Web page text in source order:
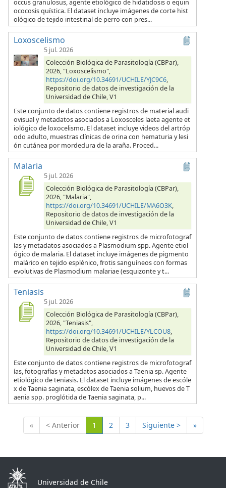
occus granulosus, agente etiológico de hidatidosis o equin
ococosis quística. El dataset incluye imágenes de corte hist
ológico de tejido intestinal de perro con pres...
Loxoscelismo
5 jul. 2026
Colección Biológica de Parasitología (CBPar),
2026, "Loxoscelismo",
https://doi.org/10.34691/UCHILE/YJC9C6,
Repositorio de datos de investigación de la
Universidad de Chile, V1
Este conjunto de datos contiene registros de material audi
ovisual y metadatos asociados a Loxosceles laeta agente et
iológico de loxocelismo. El dataset incluye videos del artróp
odo adulto, muestras clínicas de orina con hematuria y lesi
ón cutánea por mordedura de la araña. Proced...
Malaria
5 jul. 2026
Colección Biológica de Parasitología (CBPar),
2026, "Malaria",
https://doi.org/10.34691/UCHILE/MA6O3K,
Repositorio de datos de investigación de la
Universidad de Chile, V1
Este conjunto de datos contiene registros de microfotograf
ías y metadatos asociados a Plasmodium spp. Agente etiol
ógico de malaria. El dataset incluye imágenes de pigmento
malárico en tejido esplénico, frotis sanguíneos con formas
evolutivas de Plasmodium malariae (esquizonte y t...
Teniasis
5 jul. 2026
Colección Biológica de Parasitología (CBPar),
2026, "Teniasis",
https://doi.org/10.34691/UCHILE/YLCOU8,
Repositorio de datos de investigación de la
Universidad de Chile, V1
Este conjunto de datos contiene registros de microfotograf
ías, fotografías y metadatos asociados a Taenia sp. Agente
etiológico de teniasis. El dataset incluye imágenes de escóle
x de Taenia saginata, escólex de Taenia solium, huevos de T
aenia spp. proglótida de Taenia saginata, p...
« < Anterior 1 (Actual)
2 3 Siguiente > »
Universidad de Chile